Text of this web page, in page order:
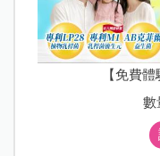
【免費
數